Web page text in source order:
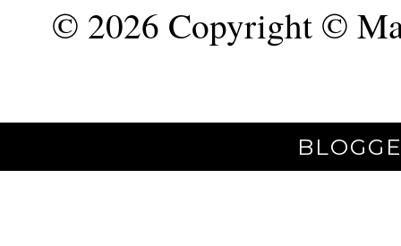
© 2026 Copyright ©